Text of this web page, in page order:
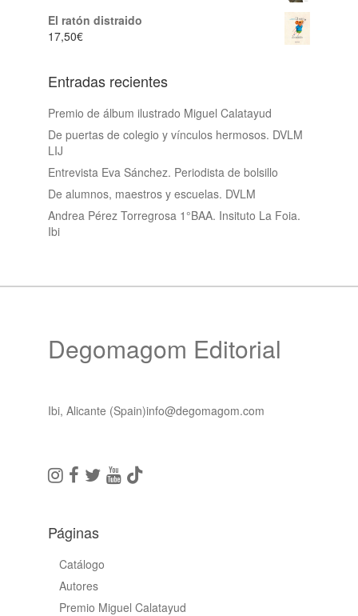
El ratón distraido
17,50€
Entradas recientes
Premio de álbum ilustrado Miguel Calatayud
De puertas de colegio y vínculos hermosos. DVLM
LIJ
Entrevista Eva Sánchez. Periodista de bolsillo
De alumnos, maestros y escuelas. DVLM
Andrea Pérez Torregrosa 1°BAA. Insituto La Foia.
Ibi
Degomagom Editorial
Ibi, Alicante (Spain)info@degomagom.com
Páginas
Catálogo
Autores
Premio Miguel Calatayud